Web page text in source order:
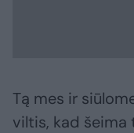
Tą mes ir
viltis, kad šeima